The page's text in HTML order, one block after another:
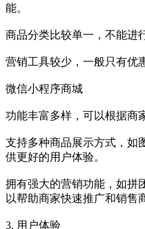
能。
商品分类比较单一，不能进
营销工具较少，一般只有优
微信小程序商城
功能丰富多样，可以根据商
支持多种商品展示方式，如
供更好的用户体验。
拥有强大的营销功能，如拼
以帮助商家快速推广和销售
3. 用户体验